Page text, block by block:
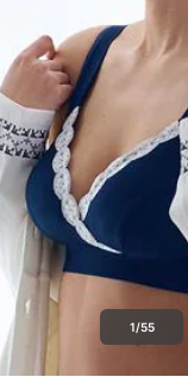
1/55